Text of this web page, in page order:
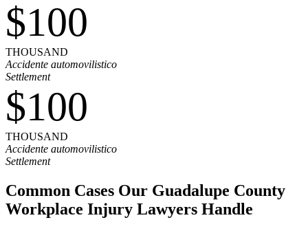
$100
THOUSAND
Accidente automovilistico
Settlement
$100
THOUSAND
Accidente automovilistico
Settlement
Common Cases Our Guadalupe County
Workplace Injury Lawyers Handle